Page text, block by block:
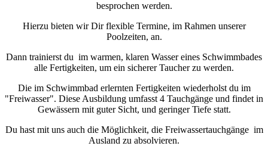
besprochen werden.
Hierzu bieten wir Dir flexible Termine, im Rahmen unserer
Poolzeiten, an.
Dann trainierst du im warmen, klaren Wasser eines Schwimmbades
alle Fertigkeiten, um ein sicherer Taucher zu werden.
Die im Schwimmbad erlernten Fertigkeiten wiederholst du im
"Freiwasser". Diese Ausbildung umfasst 4 Tauchgänge und findet in
Gewässern mit guter Sicht, und geringer Tiefe statt.
Du hast mit uns auch die Möglichkeit, die Freiwassertauchgänge im
Ausland zu absolvieren.